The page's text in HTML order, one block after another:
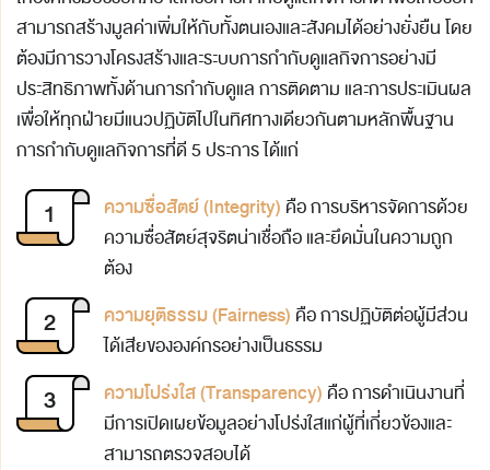
สามารถสร้างมูลค่าเพิ่มให้กับทั้งตนเองและสังคมได้อย่างยั่งยืน โดย
ต้องมีการวางโครงสร้างและระบบการกำกับดูแลกิจการอย่างมี
ประสิทธิภาพทั้งด้านการกำกับดูแล การติดตาม และการประเมินผล
เพื่อให้ทุกฝ่ายมีแนวปฏิบัติไปในทิศทางเดียวกันตามหลักพื้นฐาน
การกำกับดูแลกิจการที่ดี 5 ประการ ได้แก่
ความซื่อสัตย์ (Integrity) คือ การบริหารจัดการด้วย
ความซื่อสัตย์สุจริตน่าเชื่อถือ และยึดมั่นในความถูก
ต้อง
ความยุติธรรม (Fairness) คือ การปฏิบัติต่อผู้มีส่วน
ได้เสียขององค์กรอย่างเป็นธรรม
ความโปร่งใส (Transparency) คือ การดำเนินงานที่
มีการเปิดเผยข้อมูลอย่างโปร่งใสแก่ผู้ที่เกี่ยวข้องและ
สามารถตรวจสอบได้